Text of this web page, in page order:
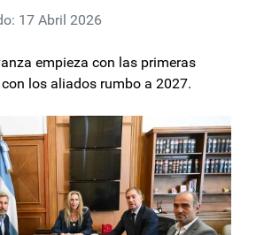
17 Abril 2026
empieza con las primeras
los aliados rumbo a 2027.